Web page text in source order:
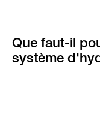
Que faut-il
système